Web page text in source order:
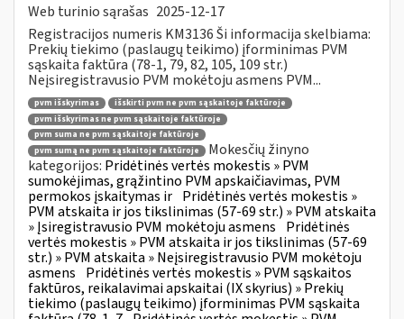
Web turinio sąrašas 2025-12-17
Registracijos numeris KM3136 Ši informacija skelbiama:
Prekių tiekimo (paslaugų teikimo) įforminimas PVM
sąskaita faktūra (78-1, 79, 82, 105, 109 str.)
Neįsiregistravusio PVM mokėtoju asmens PVM...
pvm išskyrimas
išskirti pvm ne pvm sąskaitoje faktūroje
pvm išskyrimas ne pvm sąskaitoje faktūroje
pvm suma ne pvm sąskaitoje faktūroje
pvm sumą ne pvm sąskaitoje faktūroje
Mokesčių žinyno
kategorijos: Pridėtinės vertės mokestis » PVM
sumokėjimas, grąžintino PVM apskaičiavimas, PVM
permokos įskaitymas ir Pridėtinės vertės mokestis »
PVM atskaita ir jos tikslinimas (57-69 str.) » PVM atskaita
» Įsiregistravusio PVM mokėtoju asmens Pridėtinės
vertės mokestis » PVM atskaita ir jos tikslinimas (57-69
str.) » PVM atskaita » Neįsiregistravusio PVM mokėtoju
asmens Pridėtinės vertės mokestis » PVM sąskaitos
faktūros, reikalavimai apskaitai (IX skyrius) » Prekių
tiekimo (paslaugų teikimo) įforminimas PVM sąskaita